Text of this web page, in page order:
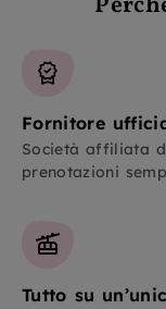
Fornitore
Società affiliata
prenotazioni
Tutto su